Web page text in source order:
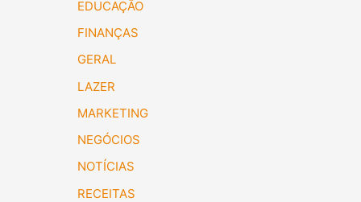
EDUCAÇÃO
FINANÇAS
GERAL
LAZER
MARKETING
NEGÓCIOS
NOTÍCIAS
RECEITAS